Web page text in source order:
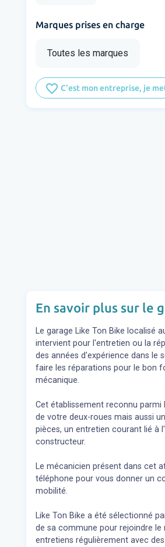
Marques prises en charge
Toutes les marques
favorite_border C'est mon entreprise, je
En savoir plus sur le
Le garage Like Ton Bike localisé
intervient pour l'entretien ou la
des années d'expérience dans le
faire les réparations pour le bon
mécanique.
Cet établissement reconnu
de votre deux-roues mais aussi
pièces, un entretien courant lié à
constructeur.
Le mécanicien présent dans cet
téléphone pour vous donner un
mobilité.
Like Ton Bike a été sélectionné
de sa commune pour rejoindre
entretiens régulièrement avec